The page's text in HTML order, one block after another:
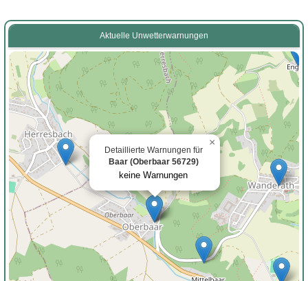
Aktuelle Unwetterwarnungen
Detaillierte Warnungen für
Baar (Oberbaar 56729)
keine Warnungen
×